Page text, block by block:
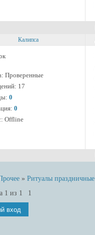
Калипса
Проверенные
17
0
0
Offline
» Ритуалы праздничные
1 из 1 1